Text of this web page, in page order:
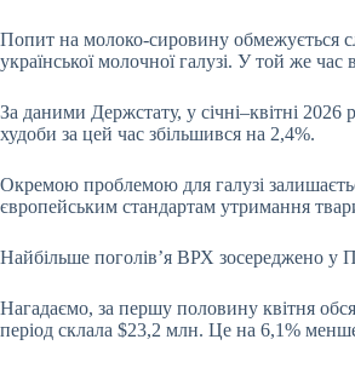
Попит на молоко-сировину обмежується
української молочної галузі. У той же
За даними Держстату, у січні–квітні
худоби за цей час збільшився на 2,4%.
Окремою проблемою для галузі
європейським стандартам утримання
Найбільше поголів’я ВРХ зосереджено у
Нагадаємо, за першу половину квітня
період склала $23,2 млн. Це на 6,1%